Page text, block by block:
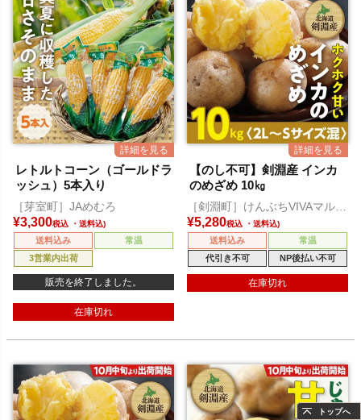
レトルトコーン（ゴールドラ
ッシュ）5本入り
［芽室町］JAめむろ
¥3,300税込
送料込み
常温
3営業内出荷
販売を終了しました。
在庫切れ
【のし不可】剣淵産 インカ
のめざめ 10㎏
［剣淵町］けんぶちVIVAマルシ
ェ
¥5,280税込
送料込み
常温
代引き不可
NP後払い不可
在庫切れ
トップへ